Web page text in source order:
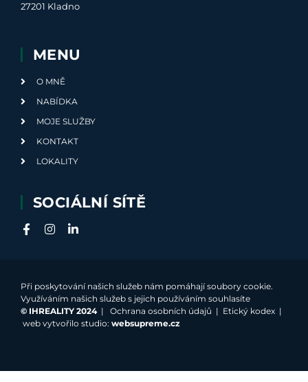
27201 Kladno
MENU
O MNĚ
NABÍDKA
MOJE SLUŽBY
KONTAKT
LOKALITY
SOCIÁLNÍ SÍTĚ
Při poskytování našich služeb nám pomáhají soubory cookie.
Využíváním našich služeb s jejich používáním souhlasíte
© IHREALITY 2024| Ochrana osobních údajů | Etický kodex |
web vytvořilo studio: websupreme.cz